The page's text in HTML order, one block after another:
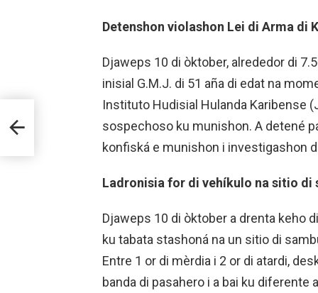
Detenshon violashon Lei di Arma di
Djaweps 10 di òktober, alrededor di
inisial G.M.J. di 51 aña di edat na
Instituto Hudisial Hulanda Karibense
sospechoso ku munishon. A detené
konfiská e munishon i investigashon
Ladronisia for di vehíkulo na sitio di
Djaweps 10 di òktober a drenta keho
ku tabata stashoná na un sitio di
Entre 1 or di mèrdia i 2 or di atardi,
banda di pasahero i a bai ku